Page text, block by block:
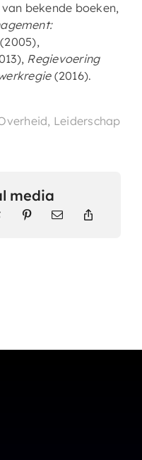
bekende boeken,
Regievoering
(2016).
Leiderschap
media